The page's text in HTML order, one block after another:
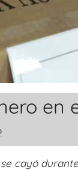
en
cayó